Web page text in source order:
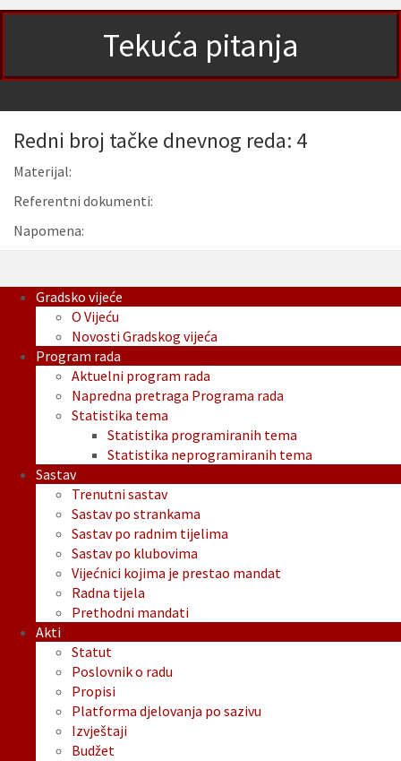
Tekuća pitanja
Redni broj tačke dnevnog reda: 4
Materijal:
Referentni dokumenti:
Napomena:
Gradsko vijeće
O Vijeću
Novosti Gradskog vijeća
Program rada
Aktuelni program rada
Napredna pretraga Programa rada
Statistika tema
Statistika programiranih tema
Statistika neprogramiranih tema
Sastav
Trenutni sastav
Sastav po strankama
Sastav po radnim tijelima
Sastav po klubovima
Vijećnici kojima je prestao mandat
Radna tijela
Prethodni mandati
Akti
Statut
Poslovnik o radu
Propisi
Platforma djelovanja po sazivu
Izvještaji
Budžet